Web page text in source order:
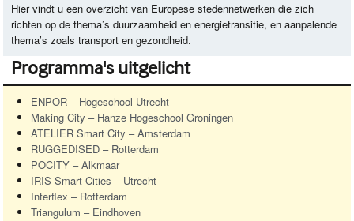
Hier vindt u een overzicht van Europese stedennetwerken die zich
richten op de thema’s duurzaamheid en energietransitie, en aanpalende
thema’s zoals transport en gezondheid.
Programma's uitgelicht
ENPOR – Hogeschool Utrecht
Making City – Hanze Hogeschool Groningen
ATELIER Smart City – Amsterdam
RUGGEDISED – Rotterdam
POCITY – Alkmaar
IRIS Smart Cities – Utrecht
Interflex – Rotterdam
Triangulum – Eindhoven